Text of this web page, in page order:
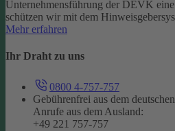
Unternehmensführung der DEVK
schützen wir mit dem
Mehr erfahren
Ihr Draht zu uns
0800 4-757-757
Gebührenfrei aus dem
Anrufe aus dem Ausland:
+49 221 757-757